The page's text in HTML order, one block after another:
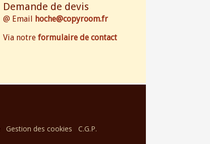
Demande de devis
@ Email hoche@copyroom.fr
Via notre formulaire de contact
Gestion des cookies C.G.P.